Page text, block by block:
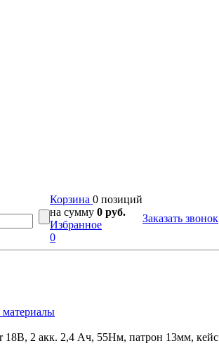
Корзина 0 позиций
на сумму 0 руб.
Избранное
0
Заказать звонок
2 акк. 2,4 Ач, 55Нм, патрон 13мм, кейс